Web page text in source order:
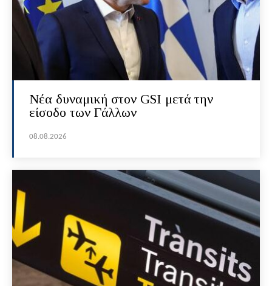
Νέα δυναμική στον GSI μετά την
είσοδο των Γάλλων
08.08.2026